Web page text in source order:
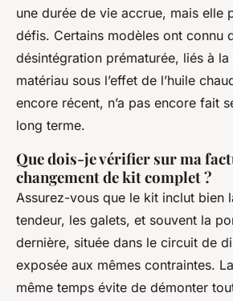
une durée de vie accrue, mais elle
défis. Certains modèles ont connu
désintégration prématurée, liés à
matériau sous l’effet de l’huile
encore récent, n’a pas encore fait
long terme.
Que dois-je vérifier sur ma
changement de kit complet ?
Assurez-vous que le kit inclut bien
tendeur, les galets, et souvent la
dernière, située dans le circuit de
exposée aux mêmes contraintes.
même temps évite de démonter